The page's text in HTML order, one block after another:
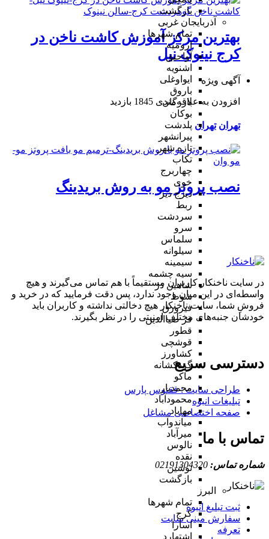
بازگشت
آذربایجان غربی
تمام شهر‌ها
ارومیه
آواجیق
اشنویه
ایواوغلی
باروق
بازرگان
بوکان
پلدشت
پیرانشهر
تازه شهر
تکاب
چهاربرج
خوی
دیزج دیز
ربط
سردشت
سرو
سلماس
سیلوانه
سیمینه
سیه چشمه
شاهین دژ
شوط
فیرورق
قر ضیاالدین
قطور
قوشچی
کشاورز
گردکشانه
ماکو
محمدیار
محمودآباد
مهاباد
میاندوآب
میرآباد
نالوس
نقده
نوشین
بازگشت
البرز
تمام شهر‌ها
کرج
اسارا
اشتهارد
بهترین مرکز آموزش کاشت ناخن در
کرج نینوک نیل
آگهی ویژه
افزودن به علاقه‌مندی 1845 بازدید
تهران تهران
نصب پروتز مو به روش بریدینگ
در سایت ناخنکار کاربران مستقیماً با هم تماس می‌گیرند و هیچ
واسطه‌ای در این میان وجود ندارد، پس دقت فرمایید که در خرید و
فروشِ شما، سایت ناخنکار هیچ دخالتی نداشته و کاربران باید
خودشان جنبه‌های مختلف امنیتی را در نظر بگیرند.
دسترسی سریع
طراحی سایت :‌ ققنوس پارس
تبلیغات انبوه
صفحه اختصاصی مشاغل
تماس با ما
شماره تماس: 02191304320
ثبت تبلیغ انبوه
سفارش مینی سایت
تعرفه